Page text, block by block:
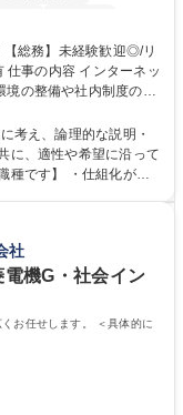
土日祝休み 服装自由
境の整備や社内制度の検
的に会社の生産性向上
ンスや維持管理に加え、
体を巻き込み課題解決
描くことも可能です。
唯一の事業/福利厚生◎/
考え、論理的な説明・
に、適性や希望に沿って
】■自己啓発支援：資格
を補助 ■住宅手当：家
社
電機G・社会イン
お任せします。 ＜具体的に